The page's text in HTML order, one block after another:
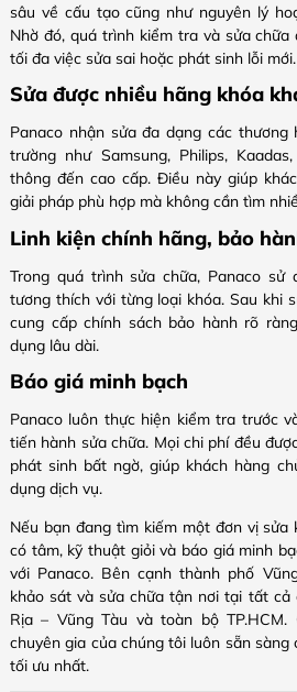
sâu về cấu tạo cũng như nguyên lý
Nhờ đó, quá trình kiểm tra và sửa chữa
tối đa việc sửa sai hoặc phát sinh lỗi mới.
Sửa được nhiều hãng khóa
Panaco nhận sửa đa dạng các
trường như Samsung, Philips,
thông đến cao cấp. Điều này giúp
giải pháp phù hợp mà không cần tìm
Linh kiện chính hãng, bảo
Trong quá trình sửa chữa, Panaco sử
tương thích với từng loại khóa. Sau khi
cung cấp chính sách bảo hành rõ
dụng lâu dài.
Báo giá minh bạch
Panaco luôn thực hiện kiểm tra trước
tiến hành sửa chữa. Mọi chi phí đều
phát sinh bất ngờ, giúp khách hàng
dụng dịch vụ.
Nếu bạn đang tìm kiếm một đơn vị sửa
có tâm, kỹ thuật giỏi và báo giá minh
với Panaco. Bên cạnh thành phố
khảo sát và sửa chữa tận nơi tại tất
Rịa – Vũng Tàu và toàn bộ
chuyên gia của chúng tôi luôn sẵn
tối ưu nhất.